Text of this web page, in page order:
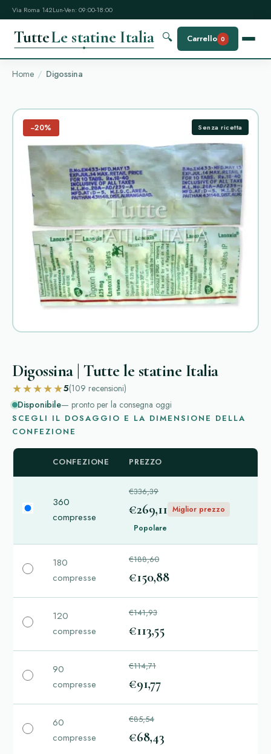
Via Roma 142Lun-Ven: 09:00-18:00
TutteLe statine Italia 🔍 Carrello 0
Home Digossina
−20% Senza ricetta
Digossina | Tutte le statine Italia
★★★★★5(109 recensioni)
Disponibile— pronto per la consegna oggi
SCEGLI IL DOSAGGIO E LA DIMENSIONE DELLA
CONFEZIONE
CONFEZIONE PREZZO
360
compresse
€336,39
€269,11 Miglior prezzo
Popolare
180
compresse
€188,60
€150,88
120
compresse
€141,93
€113,55
90
compresse
€114,71
€91,77
60
compresse
€85,54
€68,43